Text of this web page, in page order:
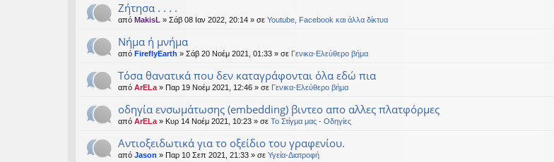
Ζήτησα . . . .
από MakisL » Σάβ 08 Ιαν 2022, 20:14 » σε Youtube, Facebook και άλλα δίκτυα
Νήμα ή μνήμα
από FireflyEarth » Σάβ 20 Νοέμ 2021, 01:33 » σε Γενικα-Ελεύθερο βήμα
Τόσα θανατικά που δεν καταγράφονται όλα εδώ πια
από ArELa» Παρ 19 Νοέμ 2021, 12:46 » σε Γενικα-Ελεύθερο βήμα
οδηγία ενσωμάτωσης (embedding) βιντεο απο αλλες πλατφόρμες
από ArELa» Κυρ 14 Νοέμ 2021, 10:23 » σε Το Στίγμα μας - Οδηγίες
Αντιοξειδωτικά για το οξείδιο του γραφενίου.
από Jason » Παρ 10 Σεπ 2021, 21:33 » σε Υγεία-Διατροφή